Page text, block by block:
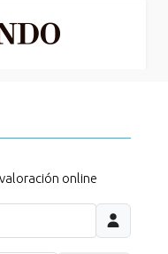
valoración online